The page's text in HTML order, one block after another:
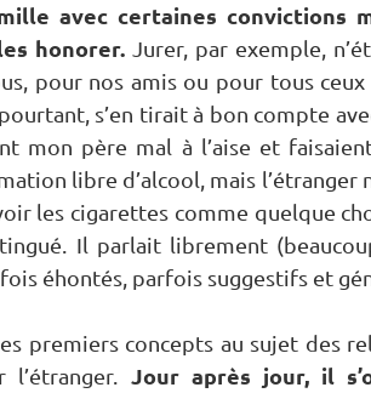
avec certaines convictions
honorer. Jurer, par exemple,
pour nos amis ou pour tous
s’en tirait à bon compte
mon père mal à l’aise et
libre d’alcool, mais
les cigarettes comme quelque
Il parlait librement
éhontés, parfois suggestifs et
premiers concepts au sujet des
Jour après jour, il